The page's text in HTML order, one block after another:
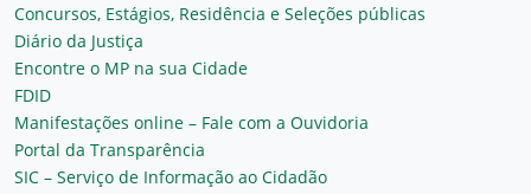
Concursos, Estágios, Residência e Seleções públicas
Diário da Justiça
Encontre o MP na sua Cidade
FDID
Manifestações online – Fale com a Ouvidoria
Portal da Transparência
SIC – Serviço de Informação ao Cidadão